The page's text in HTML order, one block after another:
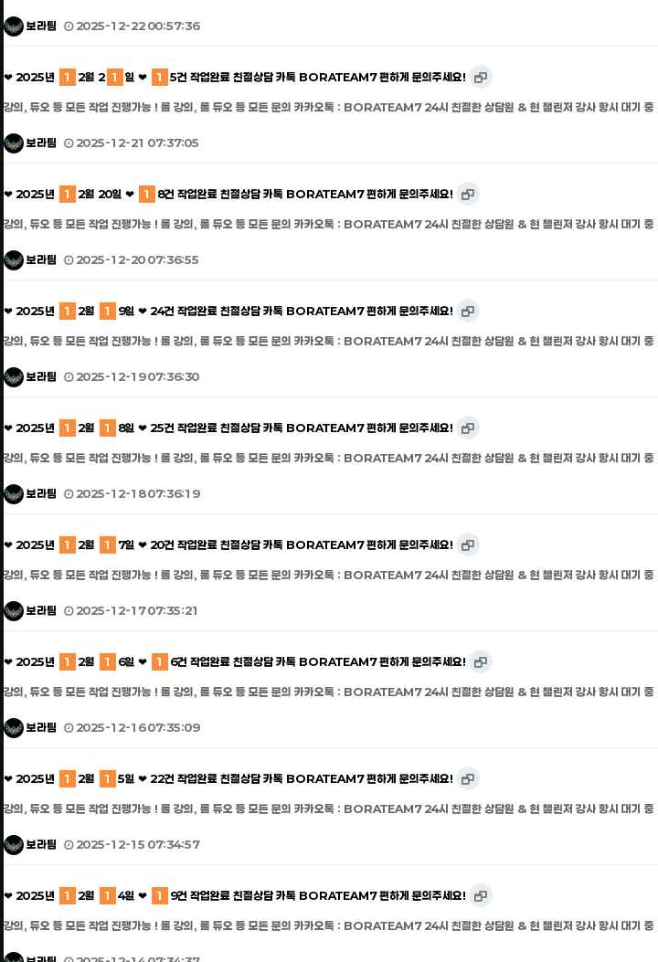
보라팀 2025-12-22 00:57:36
❤ 2025년 1 2월 2 1 일 ❤ 1 5건 작업완료 친절상담 카톡 BORATEAM7 편하게 문의주세요!
강의, 듀오 등 모든 작업 진행가능 ! 롤 강의, 롤 듀오 등 모든 문의 카카오톡 : BORATEAM7 24시 친절한 상담원 & 현 챌린저 강사 항
보라팀 2025-12-21 07:37:05
❤ 2025년 1 2월 20일 ❤ 1 8건 작업완료 친절상담 카톡 BORATEAM7 편하게 문의주세요!
강의, 듀오 등 모든 작업 진행가능 ! 롤 강의, 롤 듀오 등 모든 문의 카카오톡 : BORATEAM7 24시 친절한 상담원 & 현 챌린저 강사 항
보라팀 2025-12-20 07:36:55
❤ 2025년 1 2월 1 9일 ❤ 24건 작업완료 친절상담 카톡 BORATEAM7 편하게 문의주세요!
강의, 듀오 등 모든 작업 진행가능 ! 롤 강의, 롤 듀오 등 모든 문의 카카오톡 : BORATEAM7 24시 친절한 상담원 & 현 챌린저 강사 항
보라팀 2025-12-19 07:36:30
❤ 2025년 1 2월 1 8일 ❤ 25건 작업완료 친절상담 카톡 BORATEAM7 편하게 문의주세요!
강의, 듀오 등 모든 작업 진행가능 ! 롤 강의, 롤 듀오 등 모든 문의 카카오톡 : BORATEAM7 24시 친절한 상담원 & 현 챌린저 강사 항
보라팀 2025-12-18 07:36:19
❤ 2025년 1 2월 1 7일 ❤ 20건 작업완료 친절상담 카톡 BORATEAM7 편하게 문의주세요!
강의, 듀오 등 모든 작업 진행가능 ! 롤 강의, 롤 듀오 등 모든 문의 카카오톡 : BORATEAM7 24시 친절한 상담원 & 현 챌린저 강사 항
보라팀 2025-12-17 07:35:21
❤ 2025년 1 2월 1 6일 ❤ 1 6건 작업완료 친절상담 카톡 BORATEAM7 편하게 문의주세요!
강의, 듀오 등 모든 작업 진행가능 ! 롤 강의, 롤 듀오 등 모든 문의 카카오톡 : BORATEAM7 24시 친절한 상담원 & 현 챌린저 강사 항
보라팀 2025-12-16 07:35:09
❤ 2025년 1 2월 1 5일 ❤ 22건 작업완료 친절상담 카톡 BORATEAM7 편하게 문의주세요!
강의, 듀오 등 모든 작업 진행가능 ! 롤 강의, 롤 듀오 등 모든 문의 카카오톡 : BORATEAM7 24시 친절한 상담원 & 현 챌린저 강사 항
보라팀 2025-12-15 07:34:57
❤ 2025년 1 2월 1 4일 ❤ 1 9건 작업완료 친절상담 카톡 BORATEAM7 편하게 문의주세요!
강의, 듀오 등 모든 작업 진행가능 ! 롤 강의, 롤 듀오 등 모든 문의 카카오톡 : BORATEAM7 24시 친절한 상담원 & 현 챌린저 강사 항